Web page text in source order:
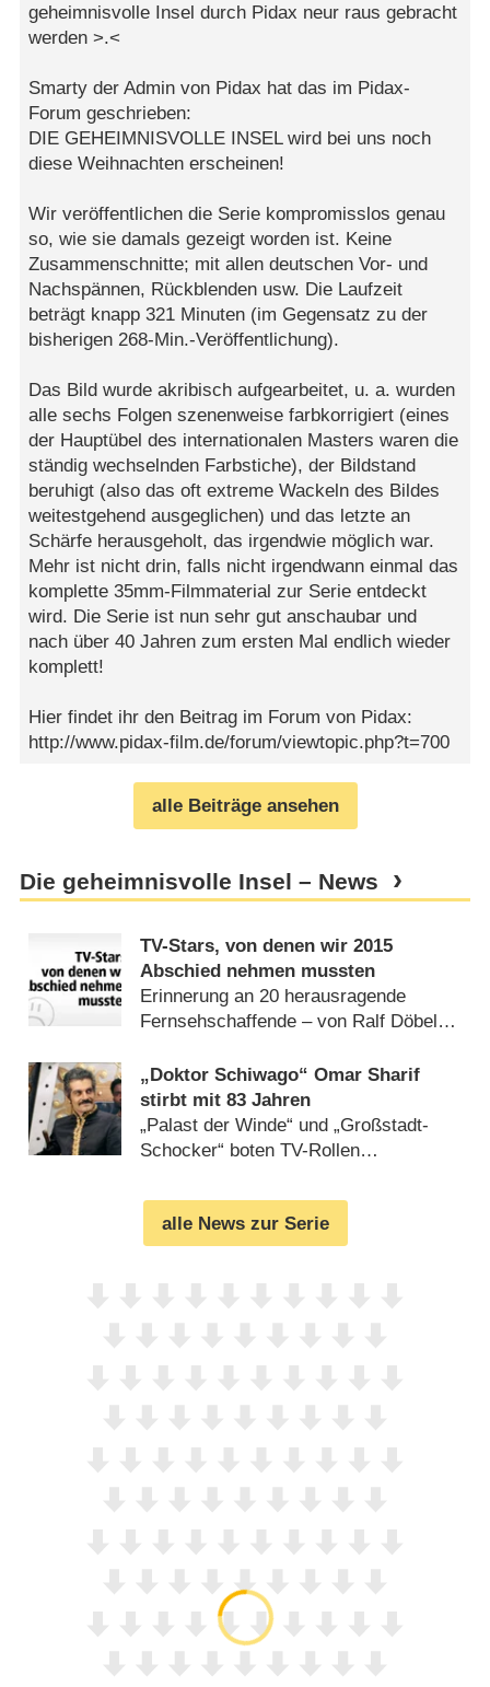
geheimnisvolle Insel durch Pidax neur raus gebracht
werden >.<
Smarty der Admin von Pidax hat das im Pidax-
Forum geschrieben:
DIE GEHEIMNISVOLLE INSEL wird bei uns noch
diese Weihnachten erscheinen!
Wir veröffentlichen die Serie kompromisslos genau
so, wie sie damals gezeigt worden ist. Keine
Zusammenschnitte; mit allen deutschen Vor- und
Nachspännen, Rückblenden usw. Die Laufzeit
beträgt knapp 321 Minuten (im Gegensatz zu der
bisherigen 268-Min.-Veröffentlichung).
Das Bild wurde akribisch aufgearbeitet, u. a. wurden
alle sechs Folgen szenenweise farbkorrigiert (eines
der Hauptübel des internationalen Masters waren die
ständig wechselnden Farbstiche), der Bildstand
beruhigt (also das oft extreme Wackeln des Bildes
weitestgehend ausgeglichen) und das letzte an
Schärfe herausgeholt, das irgendwie möglich war.
Mehr ist nicht drin, falls nicht irgendwann einmal das
komplette 35mm-Filmmaterial zur Serie entdeckt
wird. Die Serie ist nun sehr gut anschaubar und
nach über 40 Jahren zum ersten Mal endlich wieder
komplett!
Hier findet ihr den Beitrag im Forum von Pidax:
http://www.pidax-film.de/forum/viewtopic.php?t=700
alle Beiträge ansehen
Die geheimnisvolle Insel – News
TV-Stars, von denen wir 2015
Abschied nehmen mussten
Erinnerung an 20 herausragende
Fernsehschaffende – von Ralf Döbele
„Doktor Schiwago“ Omar Sharif
stirbt mit 83 Jahren
„Palast der Winde“ und „Großstadt-
Schocker“ boten TV-Rollen
alle News zur Serie